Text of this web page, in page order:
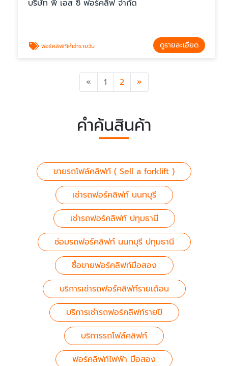
บริษัท พี เอส ซี ฟอร์คลิฟ จำกัด
ฟอร์คลิฟท์ให้เช่ารายวัน ดูรายละเอียด
« Previous
1 2 »
คำค้นสินค้า
ขายรถโฟล์คลิฟท์ ( Sell a forklift )
เช่ารถฟอร์คลิฟท์ นนทบุรี
เช่ารถฟอร์คลิฟท์ ปทุมธานี
ซ่อมรถฟอร์คลิฟท์ นนทบุรี ปทุมธานี
ซื้อขายฟอร์คลิฟท์มือสอง
บริการเช่ารถฟอร์คลิฟท์รายเดือน
บริการเช่ารถฟอร์คลิฟท์รายปี
บริการรถโฟล์คลิฟท์
ฟอร์คลิฟท์ไฟฟ้า มือสอง